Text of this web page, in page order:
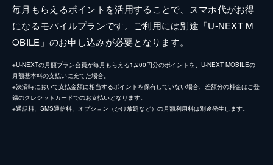
毎月もらえるポイントを活用することで、スマホ代がお得
になるモバイルプランです。ご利用には別途「U-NEXT M
OBILE」のお申し込みが必要となります。
※U-NEXTの月額プラン会員が毎月もらえる1,200円分のポイントを、U-NEXT MOBILEの
月額基本料の支払いに充てた場合。
※決済時において支払金額に相当するポイントを保有していない場合、差額分の料金はご登
録のクレジットカードでのお支払いとなります。
※通話料、SMS通信料、オプション（かけ放題など）の月額利用料は別途発生します。